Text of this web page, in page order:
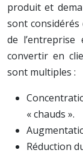
produit et
sont considérés
de
convertir en
sont multiples :
« chauds ».
Réduction